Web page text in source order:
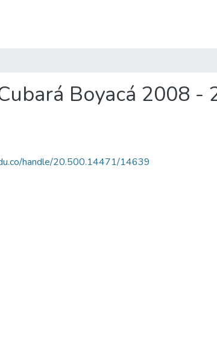
Boyacá 2008 -
handle/20.500.14471/14639